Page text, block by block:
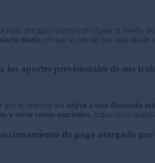
fuera del plazo establecido (hasta el 5to día
diario , el cual se calcula por cada día
los aportes previsionales de sus
la empresa sea sujeta a una demanda
y otros costos asociados , impactando
de pago otorgado